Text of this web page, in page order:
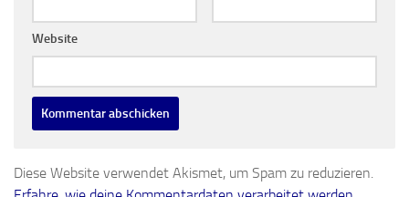
Website
Diese Website verwendet Akismet, um Spam zu reduzieren.